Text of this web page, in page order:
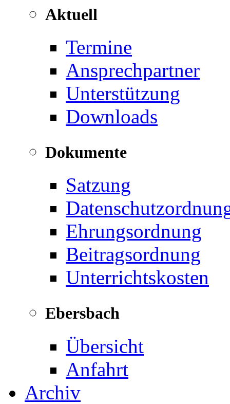
Aktuell
Termine
Ansprechpartner
Unterstützung
Downloads
Dokumente
Satzung
Ehrungsordnung
Beitragsordnung
Unterrichtskosten
Ebersbach
Übersicht
Anfahrt
Archiv